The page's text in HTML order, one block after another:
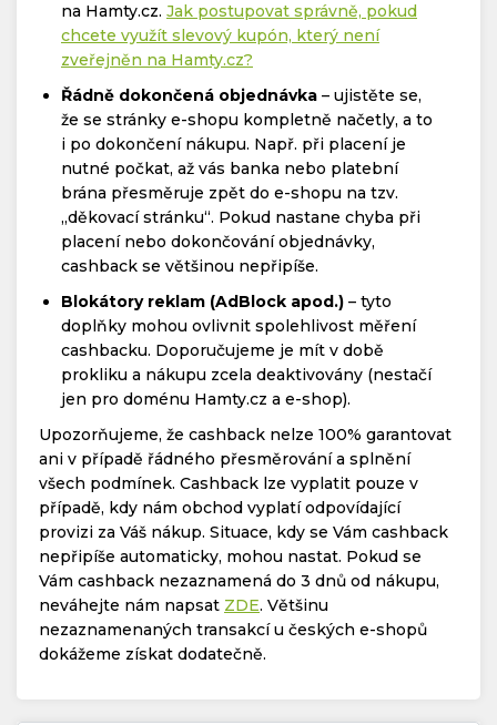
na Hamty.cz. Jak postupovat správně, pokud
chcete využít slevový kupón, který není
zveřejněn na Hamty.cz?
Řádně dokončená objednávka – ujistěte se,
že se stránky e-shopu kompletně načetly, a to
i po dokončení nákupu. Např. při placení je
nutné počkat, až vás banka nebo platební
brána přesměruje zpět do e-shopu na tzv.
„děkovací stránku“. Pokud nastane chyba při
placení nebo dokončování objednávky,
cashback se většinou nepřipíše.
Blokátory reklam (AdBlock apod.) – tyto
doplňky mohou ovlivnit spolehlivost měření
cashbacku. Doporučujeme je mít v době
prokliku a nákupu zcela deaktivovány (nestačí
jen pro doménu Hamty.cz a e-shop).
Upozorňujeme, že cashback nelze 100% garantovat
ani v případě řádného přesměrování a splnění
všech podmínek. Cashback lze vyplatit pouze v
případě, kdy nám obchod vyplatí odpovídající
provizi za Váš nákup. Situace, kdy se Vám cashback
nepřipíše automaticky, mohou nastat. Pokud se
Vám cashback nezaznamená do 3 dnů od nákupu,
neváhejte nám napsat ZDE. Většinu
nezaznamenaných transakcí u českých e-shopů
dokážeme získat dodatečně.